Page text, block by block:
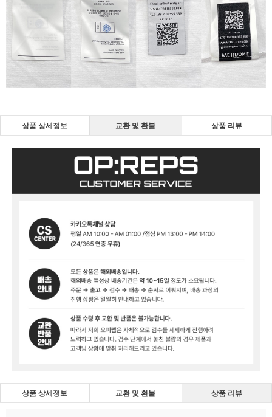
상품 상세정보 교환 및 환불 상품 리뷰
상품 상세정보 교환 및 환불 상품 리뷰